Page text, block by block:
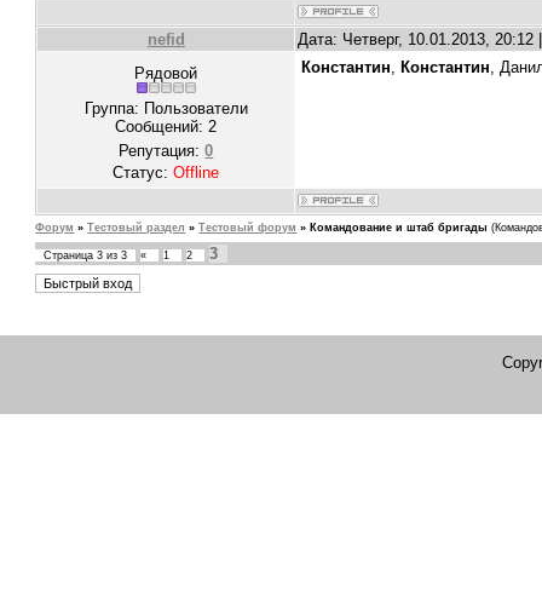
nefid
Дата: Четверг, 10.01.2013,
Рядовой
Группа: Пользователи
Сообщений:2
Репутация:0
Статус:Offline
Константин, Константин,
Форум » Тестовый раздел » Тестовый форум » Командование и штаб бригады
Страница3 из3 « 1 2 3